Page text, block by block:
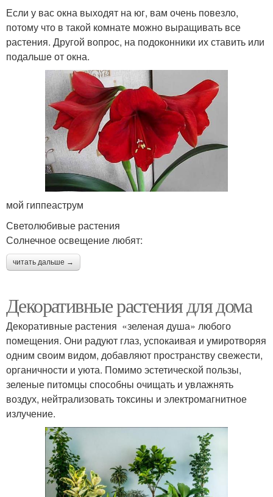
Если у вас окна выходят на юг, вам очень повезло,
потому что в такой комнате можно выращивать все
растения. Другой вопрос, на подоконники их ставить или
подальше от окна.
мой гиппеаструм
Светолюбивые растения
Солнечное освещение любят:
читать дальше →
Декоративные растения для дома
Декоративные растения «зеленая душа» любого
помещения. Они радуют глаз, успокаивая и умиротворяя
одним своим видом, добавляют пространству свежести,
органичности и уюта. Помимо эстетической пользы,
зеленые питомцы способны очищать и увлажнять
воздух, нейтрализовать токсины и электромагнитное
излучение.